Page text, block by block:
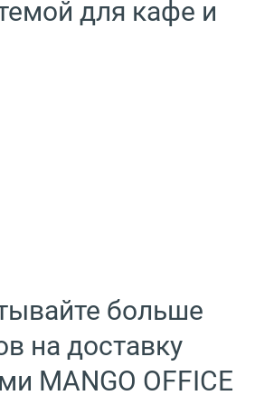
для кафе и
больше
на доставку
MANGO OFFICE